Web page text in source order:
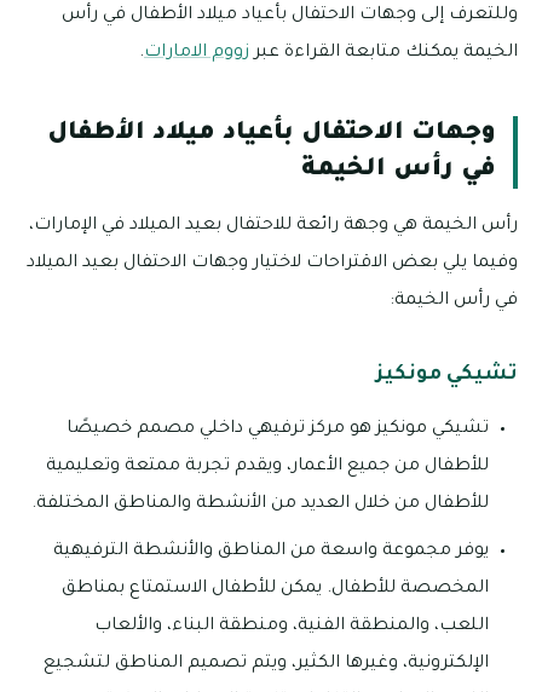
وللتعرف إلى وجهات الاحتفال بأعياد ميلاد الأطفال في رأس
الخيمة يمكنك متابعة القراءة عبر زووم الامارات.
وجهات الاحتفال بأعياد ميلاد الأطفال
في رأس الخيمة
رأس الخيمة هي وجهة رائعة للاحتفال بعيد الميلاد في الإمارات،
وفيما يلي بعض الاقتراحات لاختيار وجهات الاحتفال بعيد الميلاد
في رأس الخيمة:
تشيكي مونكيز
تشيكي مونكيز هو مركز ترفيهي داخلي مصمم خصيصًا
للأطفال من جميع الأعمار، ويقدم تجربة ممتعة وتعليمية
للأطفال من خلال العديد من الأنشطة والمناطق المختلفة.
يوفر مجموعة واسعة من المناطق والأنشطة الترفيهية
المخصصة للأطفال. يمكن للأطفال الاستمتاع بمناطق
اللعب، والمنطقة الفنية، ومنطقة البناء، والألعاب
الإلكترونية، وغيرها الكثير، ويتم تصميم المناطق لتشجيع